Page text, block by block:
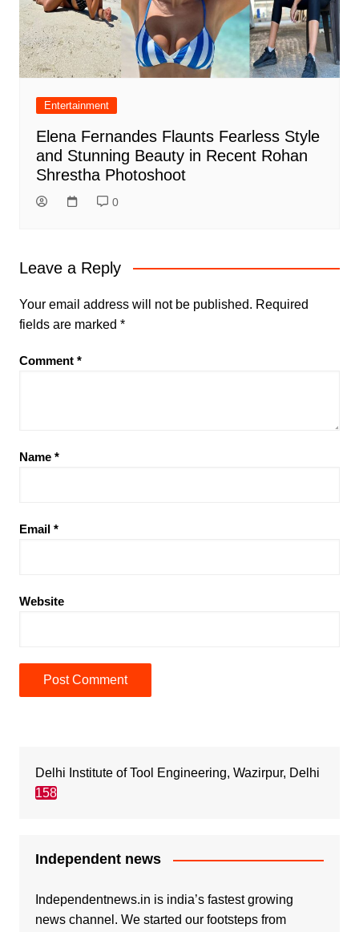
Entertainment
Elena Fernandes Flaunts Fearless Style
and Stunning Beauty in Recent Rohan
Shrestha Photoshoot
0
Leave a Reply
Your email address will not be published. Required
fields are marked *
Comment *
Name *
Email *
Website
Delhi Institute of Tool Engineering, Wazirpur, Delhi
158
Independent news
Independentnews.in is india’s fastest growing
news channel. We started our footsteps from